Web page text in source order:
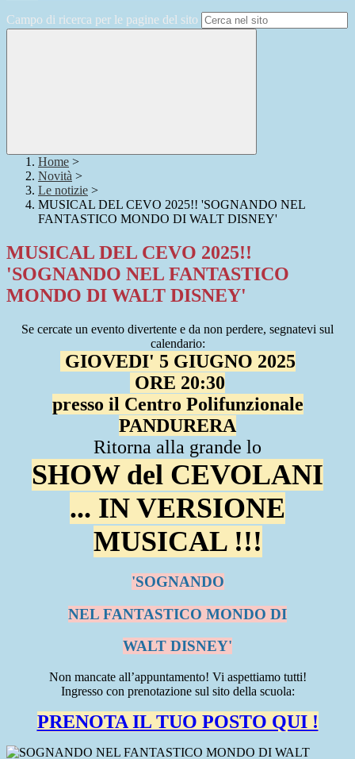
Campo di ricerca per le pagine del sito
Home >
Novità >
Le notizie >
MUSICAL DEL CEVO 2025!! 'SOGNANDO NEL
FANTASTICO MONDO DI WALT DISNEY'
MUSICAL DEL CEVO 2025!!
'SOGNANDO NEL FANTASTICO
MONDO DI WALT DISNEY'
Se cercate un evento divertente e da non perdere, segnatevi sul
calendario:
GIOVEDI' 5 GIUGNO 2025
ORE 20:30
presso il Centro Polifunzionale
PANDURERA
Ritorna alla grande lo
SHOW del CEVOLANI
... IN VERSIONE
MUSICAL !!!
'SOGNANDO
NEL FANTASTICO MONDO DI
WALT DISNEY'
Non mancate all’appuntamento! Vi aspettiamo tutti!
Ingresso con prenotazione sul sito della scuola:
PRENOTA IL TUO POSTO QUI !